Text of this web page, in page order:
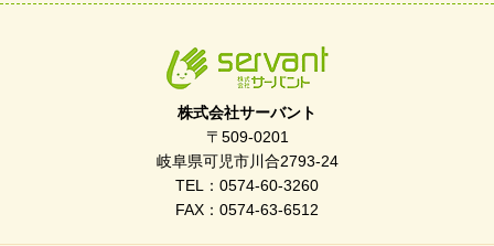
令和7年度 岐阜県スポーツ賞「FC Bombonera」
岐阜県「働いてもらい方改革」優良事例集に掲載されました
株式会社サーバント
〒509-0201
岐阜県可児市川合2793-24
TEL：0574-60-3260
FAX：0574-63-6512